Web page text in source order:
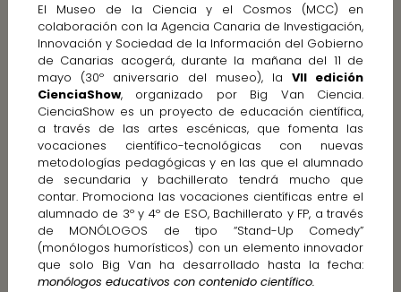
El Museo de la Ciencia y el Cosmos (MCC) en
colaboración con la Agencia Canaria de Investigación,
Innovación y Sociedad de la Información del Gobierno
de Canarias acogerá, durante la mañana del 11 de
mayo (30º aniversario del museo), laVII edición
CienciaShow, organizado por Big Van Ciencia.
CienciaShow es un proyecto de educación científica,
a través de las artes escénicas, que fomenta las
vocaciones científico-tecnológicas con nuevas
metodologías pedagógicas y en las que el alumnado
de secundaria y bachillerato tendrá mucho que
contar. Promociona las vocaciones científicas entre el
alumnado de 3º y 4º de ESO, Bachillerato y FP, a través
de MONÓLOGOS de tipo “Stand-Up Comedy”
(monólogos humorísticos) con un elemento innovador
que solo Big Van ha desarrollado hasta la fecha:
monólogos educativos con contenido científico.